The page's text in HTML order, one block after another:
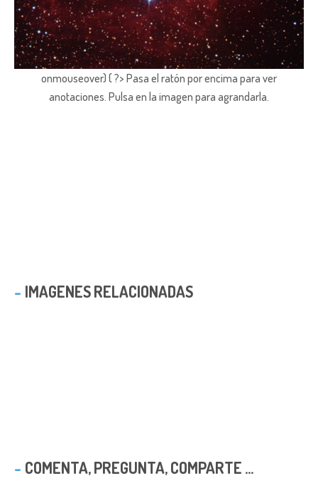
onmouseover) { ?> Pasa el ratón por encima para ver
anotaciones. Pulsa en la imagen para agrandarla.
IMAGENES RELACIONADAS
COMENTA, PREGUNTA, COMPARTE ...